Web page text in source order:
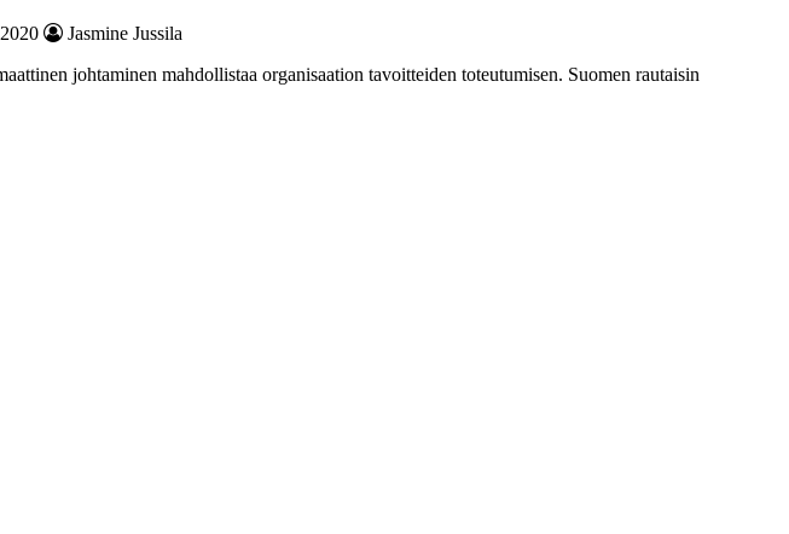
Jasmine Jussila
johtaminen mahdollistaa organisaation tavoitteiden toteutumisen. Suomen rautaisin